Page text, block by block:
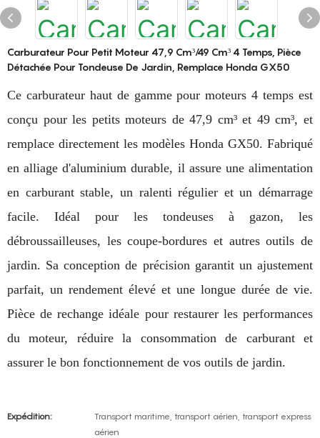
Carburateur Pour Petit Moteur 47,9 Cm³/49 Cm³ 4 Temps, Pièce
Détachée Pour Tondeuse De Jardin, Remplace Honda GX50
Ce carburateur haut de gamme pour moteurs 4 temps est
conçu pour les petits moteurs de 47,9 cm³ et 49 cm³, et
remplace directement les modèles Honda GX50. Fabriqué
en alliage d'aluminium durable, il assure une alimentation
en carburant stable, un ralenti régulier et un démarrage
facile. Idéal pour les tondeuses à gazon, les
débroussailleuses, les coupe-bordures et autres outils de
jardin. Sa conception de précision garantit un ajustement
parfait, un rendement élevé et une longue durée de vie.
Pièce de rechange idéale pour restaurer les performances
du moteur, réduire la consommation de carburant et
assurer le bon fonctionnement de vos outils de jardin.
Expédition:
Transport maritime, transport aérien, transport express
aérien